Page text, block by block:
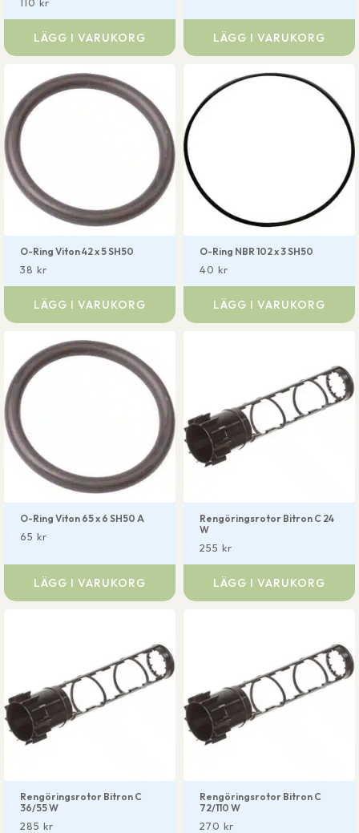
110 kr
LÄGG I VARUKORG LÄGG I VARUKORG
O-Ring Viton 42 x 5 SH50
38 kr
LÄGG I VARUKORG
O-Ring NBR 102 x 3 SH50
40 kr
LÄGG I VARUKORG
O-Ring Viton 65 x 6 SH50 A
65 kr
LÄGG I VARUKORG
Rengöringsrotor Bitron C 24
W
255 kr
LÄGG I VARUKORG
Rengöringsrotor Bitron C
36/55 W
285 kr
Rengöringsrotor Bitron C
72/110 W
270 kr